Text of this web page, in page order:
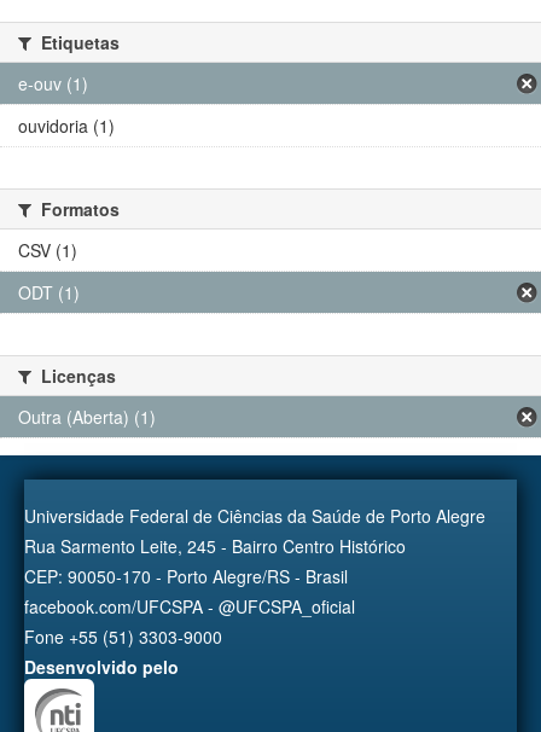
Etiquetas
e-ouv (1)
ouvidoria (1)
Formatos
CSV (1)
ODT (1)
Licenças
Outra (Aberta) (1)
Universidade Federal de Ciências da Saúde de Porto Alegre
Rua Sarmento Leite, 245 - Bairro Centro Histórico
CEP: 90050-170 - Porto Alegre/RS - Brasil
facebook.com/UFCSPA - @UFCSPA_oficial
Fone +55 (51) 3303-9000
Desenvolvido pelo